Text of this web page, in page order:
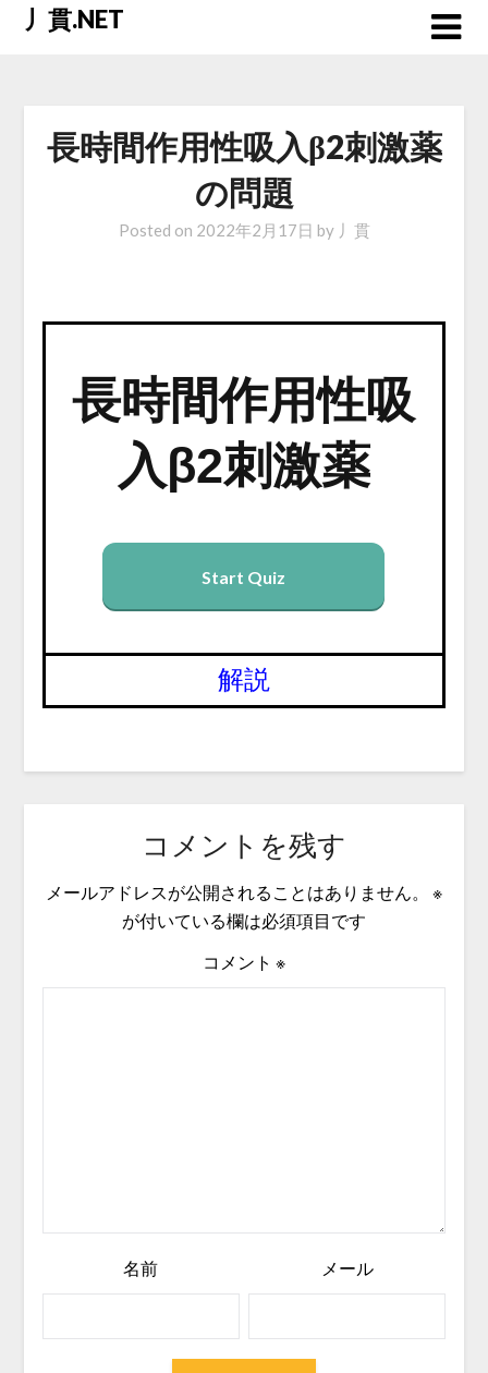
Skip丿貫.NET
長時間作用性吸入β2刺激薬
の問題
Posted on 2022年2月17日 by 丿貫
長時間作用性吸
入β2刺激薬
Start Quiz
解説
コメントを残す
メールアドレスが公開されることはありません。
※
が付いている欄は必須項目です
コメント ※
名前 メール